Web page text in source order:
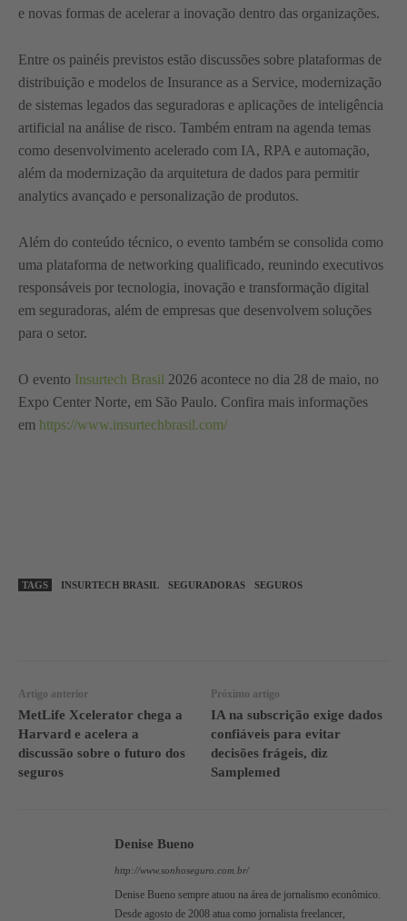
e novas formas de acelerar a inovação dentro das organizações.
Entre os painéis previstos estão discussões sobre plataformas de
distribuição e modelos de Insurance as a Service, modernização
de sistemas legados das seguradoras e aplicações de inteligência
artificial na análise de risco. Também entram na agenda temas
como desenvolvimento acelerado com IA, RPA e automação,
além da modernização da arquitetura de dados para permitir
analytics avançado e personalização de produtos.
Além do conteúdo técnico, o evento também se consolida como
uma plataforma de networking qualificado, reunindo executivos
responsáveis por tecnologia, inovação e transformação digital
em seguradoras, além de empresas que desenvolvem soluções
para o setor.
O evento Insurtech Brasil 2026 acontece no dia 28 de maio, no
Expo Center Norte, em São Paulo. Confira mais informações
em https://www.insurtechbrasil.com/
TAGS INSURTECH BRASIL SEGURADORAS SEGUROS
Artigo anterior
MetLife Xcelerator chega a
Harvard e acelera a
discussão sobre o futuro dos
seguros
Próximo artigo
IA na subscrição exige dados
confiáveis para evitar
decisões frágeis, diz
Samplemed
Denise Bueno
http://www.sonhoseguro.com.br/
Denise Bueno sempre atuou na área de jornalismo econômico.
Desde agosto de 2008 atua como jornalista freelancer,